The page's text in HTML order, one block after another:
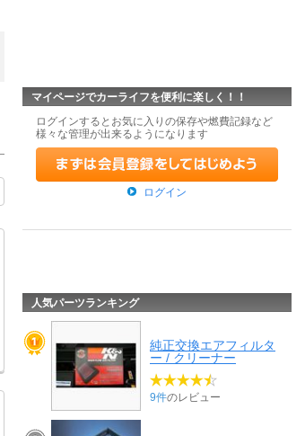
マイページでカーライフを便利に楽しく！！
ログインするとお気に入りの保存や燃費記録など
様々な管理が出来るようになります
ログイン
人気パーツランキング
純正交換エアフィルタ
ー / クリーナー
9件のレビュー